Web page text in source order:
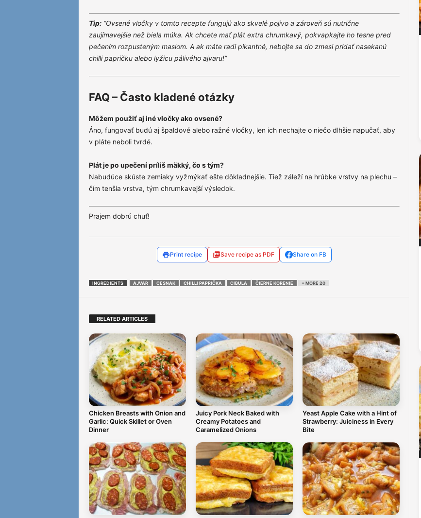
Tip:“Ovsené vločky v tomto recepte fungujú ako skvelé pojivo a zároveň sú nutrične
zaujímavejšie než biela múka. Ak chcete mať plát extra chrumkavý, pokvapkajte ho tesne pred
pečením rozpusteným maslom. A ak máte radi pikantné, nebojte sa do zmesi pridať nasekanú
chilli papričku alebo lyžicu pálivého ajvaru!”
FAQ – Často kladené otázky
Môžem použiť aj iné vločky ako ovsené?
Áno, fungovať budú aj špaldové alebo ražné vločky, len ich nechajte o niečo dlhšie napučať, aby
v pláte neboli tvrdé.
Plát je po upečení príliš mäkký, čo s tým?
Nabudúce skúste zemiaky vyžmýkať ešte dôkladnejšie. Tiež záleží na hrúbke vrstvy na plechu –
čím tenšia vrstva, tým chrumkavejší výsledok.
Prajem dobrú chuť!
Print recipe Save recipe as PDF Share on FB
INGREDIENTS AJVAR CESNAK CHILLI PAPRIČKA CIBUĽA ČIERNE KORENIE + MORE 20
RELATED ARTICLES
Chicken Breasts with Onion and
Garlic: Quick Skillet or Oven
Dinner
Juicy Pork Neck Baked with
Creamy Potatoes and
Caramelized Onions
Yeast Apple Cake with a Hint of
Strawberry: Juiciness in Every
Bite